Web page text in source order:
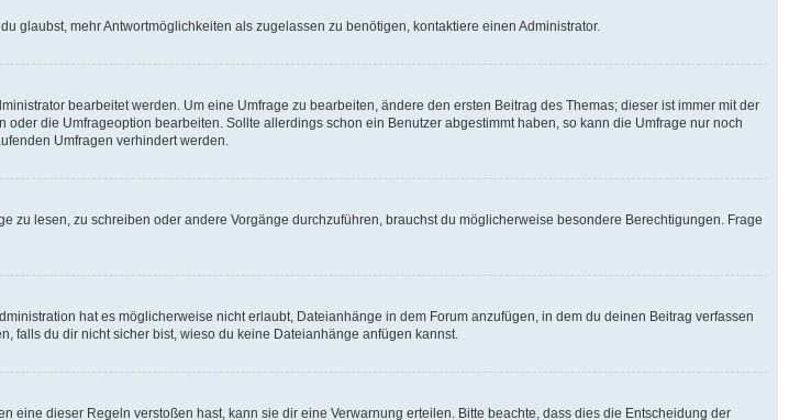
glaubst, mehr Antwortmöglichkeiten als zugelassen zu benötigen, kontaktiere einen Administrator.
bearbeitet werden. Um eine Umfrage zu bearbeiten, ändere den ersten Beitrag des Themas; dieser ist immer mit der
die Umfrageoption bearbeiten. Sollte allerdings schon ein Benutzer abgestimmt haben, so kann die Umfrage nur noch
Umfragen verhindert werden.
lesen, zu schreiben oder andere Vorgänge durchzuführen, brauchst du möglicherweise besondere Berechtigungen. Frage
hat es möglicherweise nicht erlaubt, Dateianhänge in dem Forum anzufügen, in dem du deinen Beitrag verfassen
falls du dir nicht sicher bist, wieso du keine Dateianhänge anfügen kannst.
eine dieser Regeln verstoßen hast, kann sie dir eine Verwarnung erteilen. Bitte beachte, dass dies die Entscheidung der